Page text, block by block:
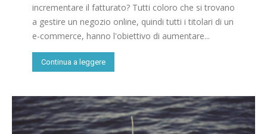
incrementare il fatturato? Tutti coloro che si trovano
a gestire un negozio online, quindi tutti i titolari di un
e-commerce, hanno l'obiettivo di aumentare...
Continua a leggere